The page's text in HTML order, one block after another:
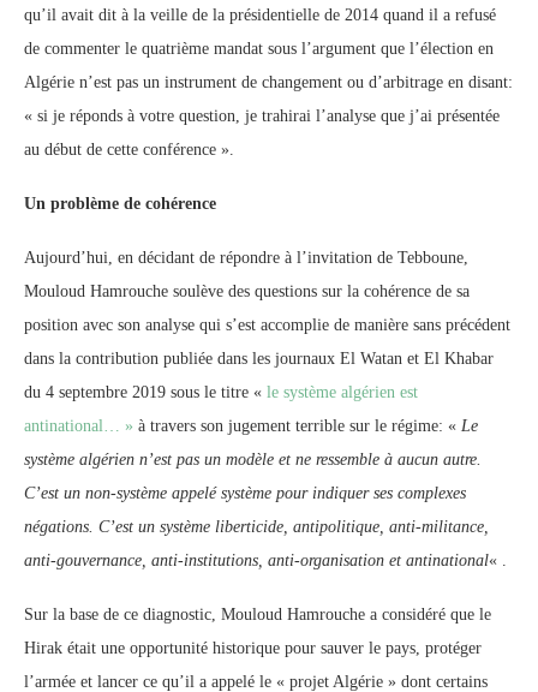
qu’il avait dit à la veille de la présidentielle de 2014 quand il a refusé
de commenter le quatrième mandat sous l’argument que l’élection en
Algérie n’est pas un instrument de changement ou d’arbitrage en disant:
« si je réponds à votre question, je trahirai l’analyse que j’ai présentée
au début de cette conférence ».
Un problème de cohérence
Aujourd’hui, en décidant de répondre à l’invitation de Tebboune,
Mouloud Hamrouche soulève des questions sur la cohérence de sa
position avec son analyse qui s’est accomplie de manière sans précédent
dans la contribution publiée dans les journaux El Watan et El Khabar
du 4 septembre 2019 sous le titre « le système algérien est
antinational… » à travers son jugement terrible sur le régime: « Le
système algérien n’est pas un modèle et ne ressemble à aucun autre.
C’est un non-système appelé système pour indiquer ses complexes
négations. C’est un système liberticide, antipolitique, anti-militance,
anti-gouvernance, anti-institutions, anti-organisation et antinational« .
Sur la base de ce diagnostic, Mouloud Hamrouche a considéré que le
Hirak était une opportunité historique pour sauver le pays, protéger
l’armée et lancer ce qu’il a appelé le « projet Algérie » dont certains